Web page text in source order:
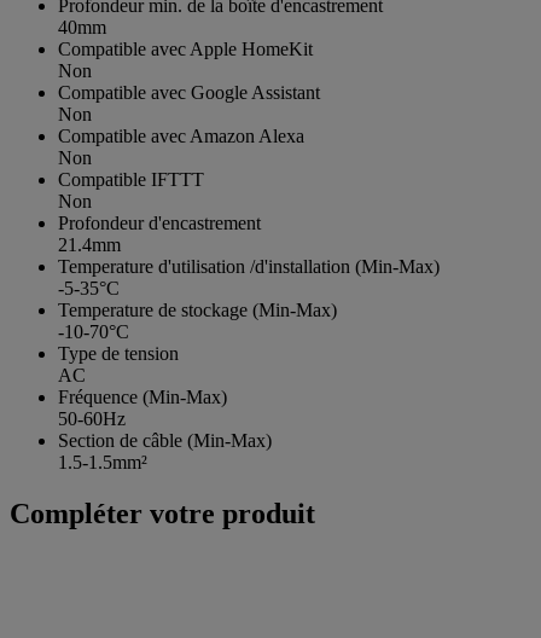
Profondeur min. de la boîte d'encastrement
40mm
Compatible avec Apple HomeKit
Non
Compatible avec Google Assistant
Non
Compatible avec Amazon Alexa
Non
Compatible IFTTT
Non
Profondeur d'encastrement
21.4mm
Temperature d'utilisation /d'installation (Min-Max)
-5-35°C
Temperature de stockage (Min-Max)
-10-70°C
Type de tension
AC
Fréquence (Min-Max)
50-60Hz
Section de câble (Min-Max)
1.5-1.5mm²
Compléter votre produit